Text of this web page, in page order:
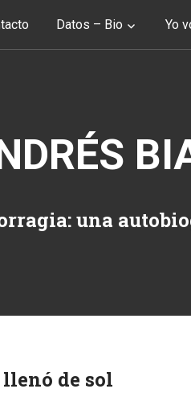
Datos – Bio Yo
una
de sol